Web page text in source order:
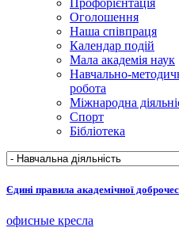
Оголошення
Наша співпраця
Календар подій
Мала академія наук
Навчально-
робота
Міжнародна
Спорт
Бібліотека
Єдині правила академічної
офисные кресла